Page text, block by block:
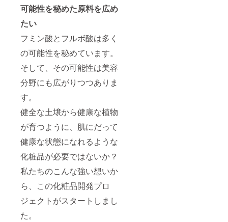
可能性を秘めた原料を広め
たい
フミン酸とフルボ酸は多く
の可能性を秘めています。
そして、その可能性は美容
分野にも広がりつつありま
す。
健全な土壌から健康な植物
が育つように、肌にだって
健康な状態になれるような
化粧品が必要ではないか？
私たちのこんな強い想いか
ら、この化粧品開発プロ
ジェクトがスタートしまし
た。